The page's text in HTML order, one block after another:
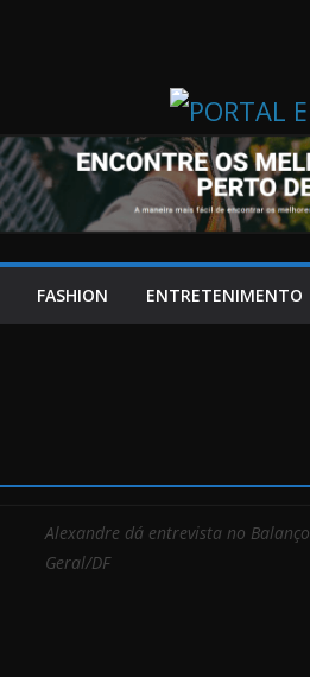
FASHION ENTRETENIMENTO
Alexandre dá entrevista no Balanço
Geral/DF